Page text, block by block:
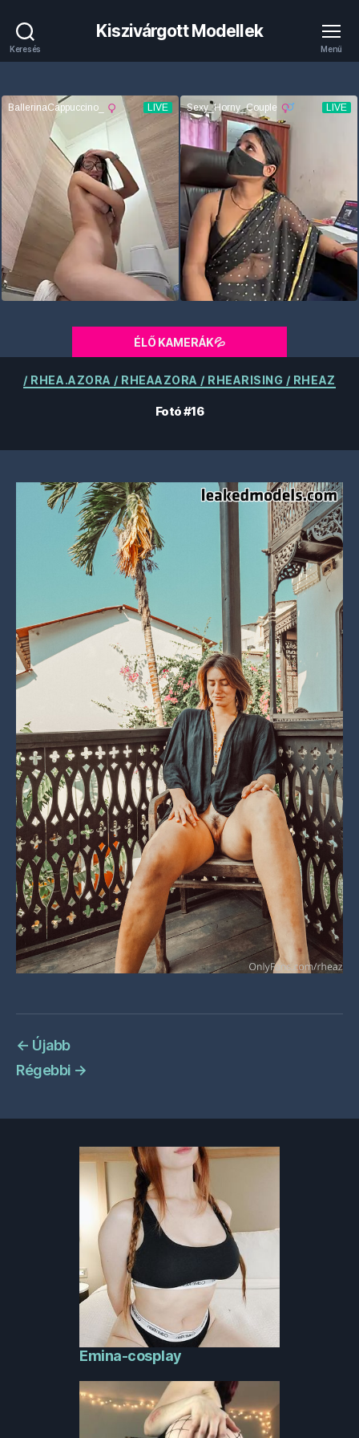
Keresés
Kiszivárgott Modellek
Menü
ÉLŐ KAMERÁK💦
Kategóriák
/ RHEA.AZORA / RHEAAZORA / RHEARISING / RHEAZ
Fotó #16
← Újabb
Régebbi →
Emina-cosplay